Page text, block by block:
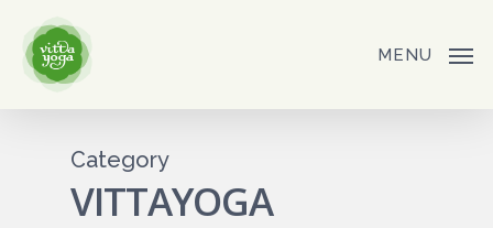
main
MENU
Category
VITTAYOGA